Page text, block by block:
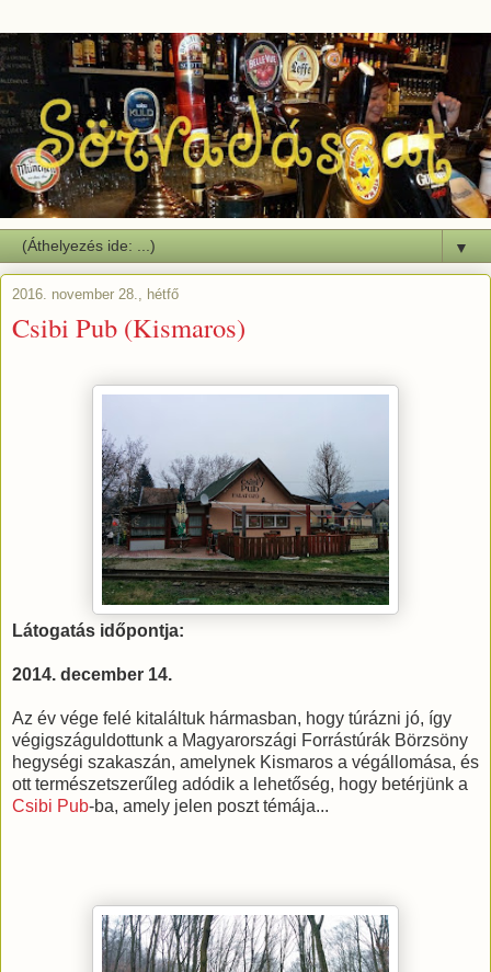
▼
2016. november 28., hétfő
Csibi Pub (Kismaros)
Látogatás időpontja:
2014. december 14.
Az év vége felé kitaláltuk hármasban, hogy túrázni jó, így
végigszáguldottunk a Magyarországi Forrástúrák Börzsöny
hegységi szakaszán, amelynek Kismaros a végállomása, és
ott természetszerűleg adódik a lehetőség, hogy betérjünk a
Csibi Pub-ba, amely jelen poszt témája...